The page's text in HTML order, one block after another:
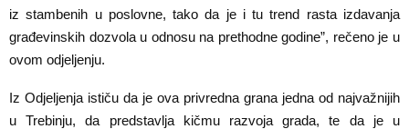
iz stambenih u poslovne, tako da je i tu trend rasta izdavanja
građevinskih dozvola u odnosu na prethodne godine”, rečeno je u
ovom odjeljenju.
Iz Odjeljenja ističu da je ova privredna grana jedna od najvažnijih
u Trebinju, da predstavlja kičmu razvoja grada, te da je u